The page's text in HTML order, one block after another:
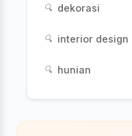
🔍 dekorasi
🔍 interior design
🔍 hunian